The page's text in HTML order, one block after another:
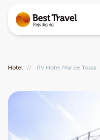
Hotel // RV Hotel Mar de Tossa